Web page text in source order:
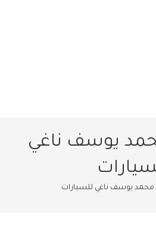
يوسف ناغي
يوسف ناغي للسيارات